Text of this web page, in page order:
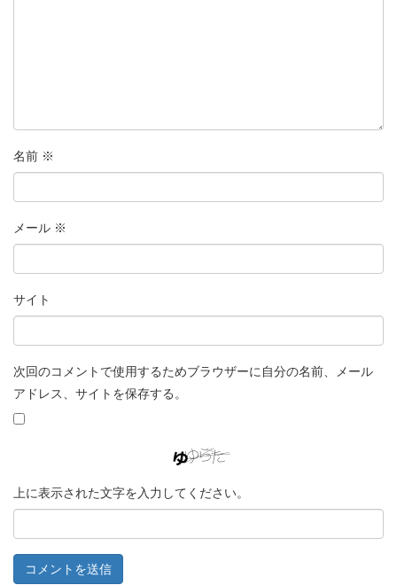
名前 ※
メール ※
サイト
次回のコメントで使用するためブラウザーに自分の名前、メール
アドレス、サイトを保存する。
上に表示された文字を入力してください。